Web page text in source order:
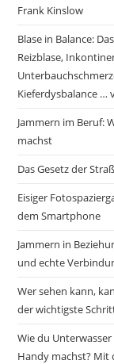
Frank Kinslow
Blase in Balance:
Reizblase,
Kieferdysbalance …
Jammern im Beruf:
machst
Das Gesetz der
Eisiger
dem Smartphone
Jammern in
und echte
Wer sehen kann,
der wichtigste
Wie du
Handy machst? Mit